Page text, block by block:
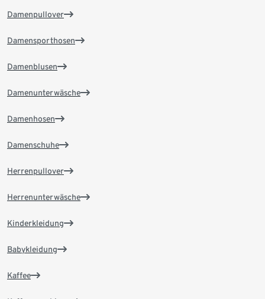
Damenpullover
Damensporthosen
Damenblusen
Damenunterwäsche
Damenhosen
Damenschuhe
Herrenpullover
Herrenunterwäsche
Kinderkleidung
Babykleidung
Kaffee